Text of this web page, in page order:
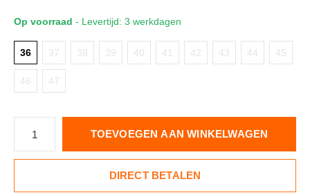
Op voorraad - Levertijd: 3 werkdagen
36 37 38 39 40 41 42 43 44 45
46 47
TOEVOEGEN AAN WINKELWAGEN
DIRECT BETALEN